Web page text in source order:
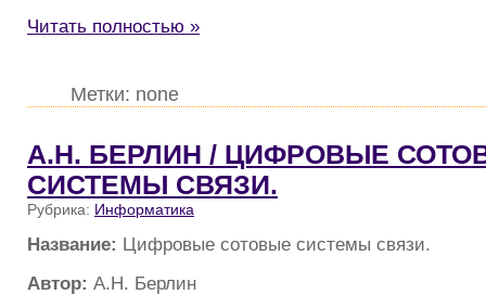
Читать полностью »
Метки: none
А.Н. БЕРЛИН / ЦИФРОВЫЕ
СИСТЕМЫ СВЯЗИ.
Рубрика: Информатика
Название: Цифровые сотовые системы связи.
Автор: А.Н. Берлин